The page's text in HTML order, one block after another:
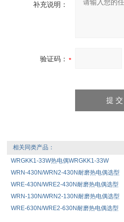
补充说明：
验证码：
相关同类产品：
WRGKK1-33W热电偶WRGKK1-33W
WRN-430N/WRN2-430N耐磨热电偶选型
WRE-430N/WRE2-430N耐磨热电偶选型
WRN-130N/WRN2-130N耐磨热电偶选型
WRE-630N/WRE2-630N耐磨热电偶选型